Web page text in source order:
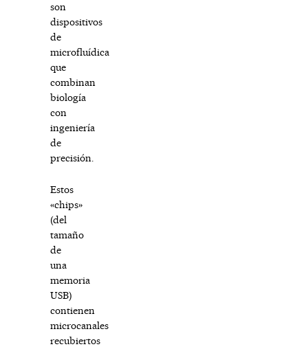
son
dispositivos
de
microfluídica
que
combinan
biología
con
ingeniería
de
precisión.
Estos
«chips»
(del
tamaño
de
una
memoria
USB)
contienen
microcanales
recubiertos